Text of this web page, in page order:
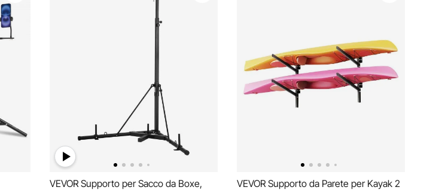
VEVOR Supporto per Sacco da Boxe,
VEVOR Supporto da Parete per Kayak 2